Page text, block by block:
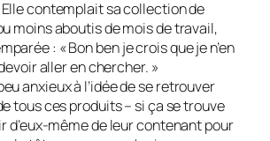
contemplait sa collection de
moins aboutis de mois de travail,
: « Bon ben je crois que je n’en
aller en chercher. »
anxieux à l’idée de se retrouver
tous ces produits – si ça se trouve
d’eux-même de leur contenant pour